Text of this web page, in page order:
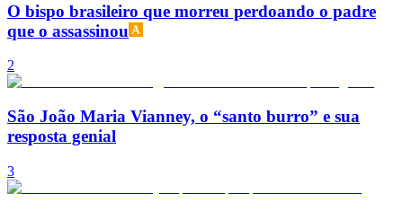
O bispo brasileiro que morreu perdoando o padre
que o assassinou
2
São João Maria Vianney, o “santo burro” e sua
resposta genial
3